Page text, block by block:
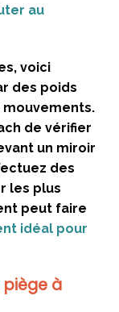
au
voici
des poids
de vérifier
un miroir
des
les plus
peut faire
idéal pour
piège à